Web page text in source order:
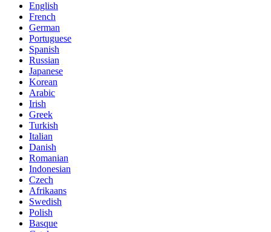
English
French
German
Portuguese
Spanish
Russian
Japanese
Korean
Arabic
Irish
Greek
Turkish
Italian
Danish
Romanian
Indonesian
Czech
Afrikaans
Swedish
Polish
Basque